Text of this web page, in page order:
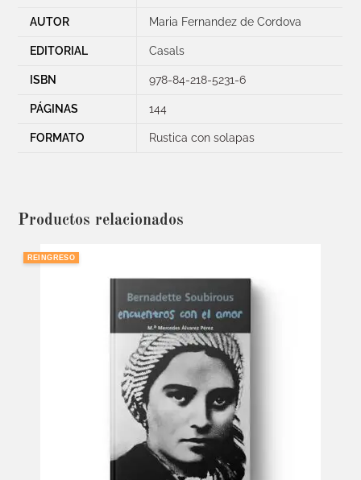
AUTOR Maria Fernandez de Cordova
EDITORIAL Casals
ISBN 978-84-218-5231-6
PÁGINAS 144
FORMATO Rustica con solapas
Productos relacionados
REINGRESO